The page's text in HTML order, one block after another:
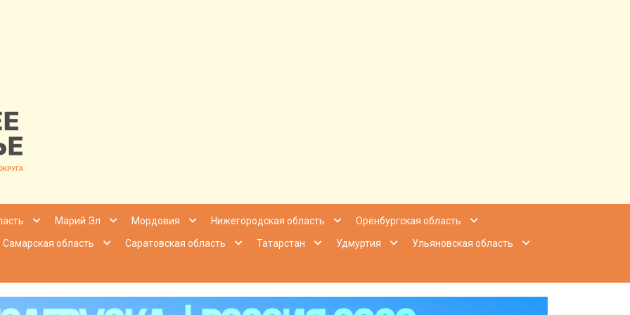
| Настоящее Приволжье
Марий Эл Мордовия Нижегородская область
Оренбургская область
Самарская область Саратовская область Татарстан Удмуртия
Ульяновская область